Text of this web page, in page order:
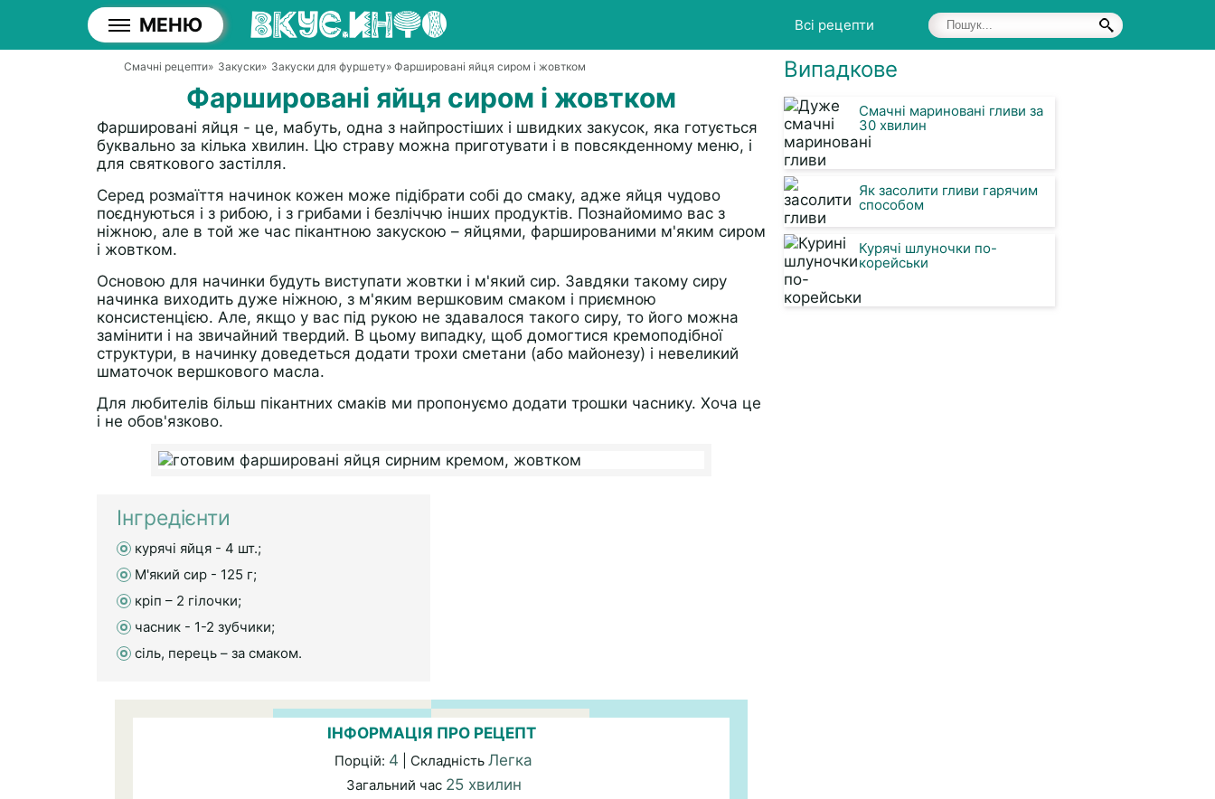
МЕНЮ Всі рецепти
Смачні рецепти» Закуски» Закуски для фуршету» Фаршировані яйця сиром і жовтком
Фаршировані яйця сиром і жовтком
Фаршировані яйця - це, мабуть, одна з найпростіших і швидких закусок, яка готується
буквально за кілька хвилин. Цю страву можна приготувати і в повсякденному меню, і
для святкового застілля.
Серед розмаїття начинок кожен може підібрати собі до смаку, адже яйця чудово
поєднуються і з рибою, і з грибами і безліччю інших продуктів. Познайомимо вас з
ніжною, але в той же час пікантною закускою – яйцями, фаршированими м'яким сиром
і жовтком.
Основою для начинки будуть виступати жовтки і м'який сир. Завдяки такому сиру
начинка виходить дуже ніжною, з м'яким вершковим смаком і приємною
консистенцією. Але, якщо у вас під рукою не здавалося такого сиру, то його можна
замінити і на звичайний твердий. В цьому випадку, щоб домогтися кремоподібної
структури, в начинку доведеться додати трохи сметани (або майонезу) і невеликий
шматочок вершкового масла.
Для любителів більш пікантних смаків ми пропонуємо додати трошки часнику. Хоча це
і не обов'язково.
Інгредієнти
курячі яйця - 4 шт.;
М'який сир - 125 г;
кріп – 2 гілочки;
часник - 1-2 зубчики;
сіль, перець – за смаком.
ІНФОРМАЦІЯ ПРО РЕЦЕПТ
Порцій: 4 | Складність Легка
Загальний час 25 хвилин
Випадкове
Смачні мариновані гливи за
30 хвилин
Як засолити гливи гарячим
способом
Курячі шлуночки по-
корейськи